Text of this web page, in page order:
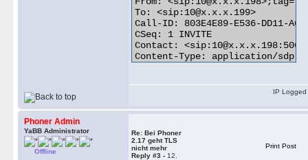
To: <sip:10@x.x.x.199>
Call-ID: 803E4E89-E536-DD11-
CSeq: 1 INVITE
Contact:
Content-Type: application/sdp
Supported: 100rel, replaces
Content-Length:   470
v=0
o=- 393477526 0 IN IP4
s=SIPPER for phoner
IP Logged
Phoner Admin
YaBB Administrator
Offline
Re: Bei Phoner
2.17 geht TLS
nicht mehr
Reply #3 - 12.
Print Post